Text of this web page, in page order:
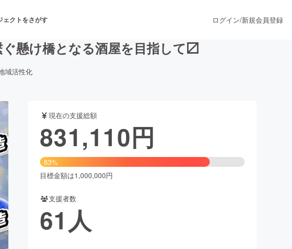
ェクトをさがす
台・パフォーマンス
ド・飲食店 ファッション
メ・漫画
ーティー・ヘルスケア
ログイン/新規会員登録
懸け橋となる酒屋を目指して〼
域活性化
現在の支援総額
831,110円
83%
目標金額は1,000,000円
支援者数
61 人